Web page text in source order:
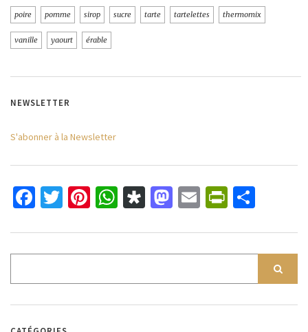
poire pomme sirop sucre tarte tartelettes thermomix
vanille yaourt érable
NEWSLETTER
S'abonner à la Newsletter
Facebook
Twitter
Pinterest
WhatsApp
Diaspora
Mastodon
Email